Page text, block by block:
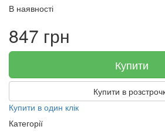
В наявності
847 грн
Купити
Купити в
Купити в один клік
Категорії